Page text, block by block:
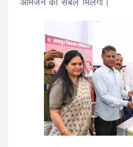
आमजन को संबल मिलेगा।